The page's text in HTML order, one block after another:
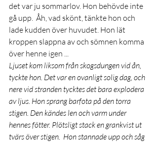
det var ju sommarlov. Hon behövde inte
gå upp.  Åh, vad skönt, tänkte hon och
lade kudden över huvudet. Hon lät
kroppen slappna av och sömnen komma
över henne igen ...
Ljuset kom liksom från skogsdungen vid ån,
tyckte hon. Det var en ovanligt solig dag, och
nere vid stranden tycktes det bara explodera
av ljus. Hon sprang barfota på den torra
stigen. Den kändes len och varm under
hennes fötter. Plötsligt stack en grankvist ut
tvärs över stigen.  Hon stannade upp och såg